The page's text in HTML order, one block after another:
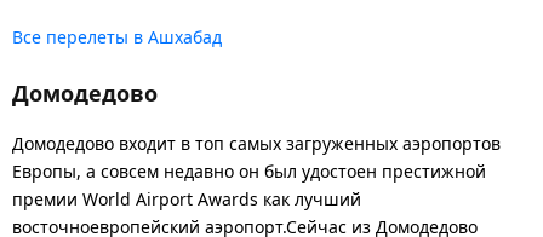
Все перелеты в Ашхабад
Домодедово
Домодедово входит в топ самых загруженных аэропортов
Европы, а совсем недавно он был удостоен престижной
премии World Airport Awards как лучший
восточноевропейский аэропорт.Сейчас из Домодедово